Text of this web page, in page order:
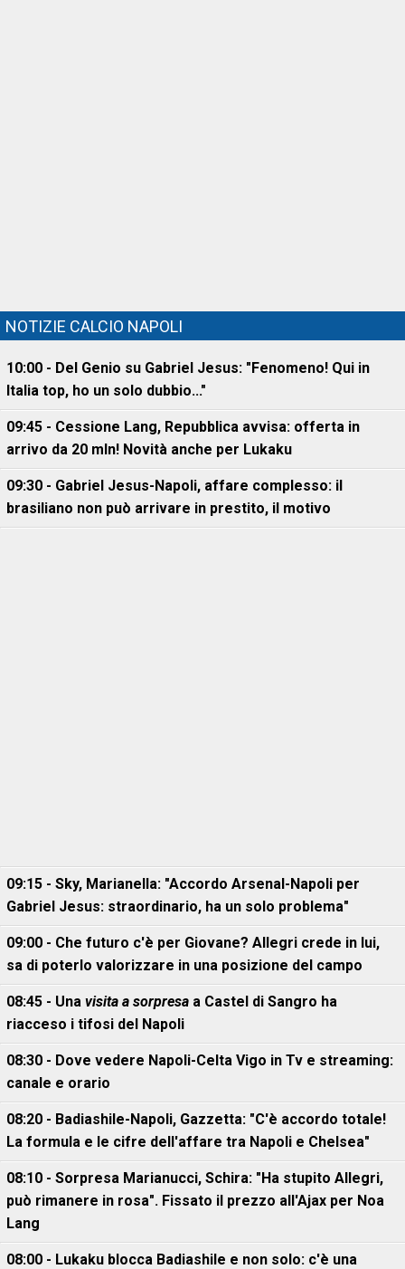
NOTIZIE CALCIO NAPOLI
10:00 - Del Genio su Gabriel Jesus: "Fenomeno! Qui in
Italia top, ho un solo dubbio..."
09:45 - Cessione Lang, Repubblica avvisa: offerta in
arrivo da 20 mln! Novità anche per Lukaku
09:30 - Gabriel Jesus-Napoli, affare complesso: il
brasiliano non può arrivare in prestito, il motivo
09:15 - Sky, Marianella: "Accordo Arsenal-Napoli per
Gabriel Jesus: straordinario, ha un solo problema"
09:00 - Che futuro c'è per Giovane? Allegri crede in lui,
sa di poterlo valorizzare in una posizione del campo
08:45 - Una visita a sorpresa a Castel di Sangro ha
riacceso i tifosi del Napoli
08:30 - Dove vedere Napoli-Celta Vigo in Tv e streaming:
canale e orario
08:20 - Badiashile-Napoli, Gazzetta: "C'è accordo totale!
La formula e le cifre dell'affare tra Napoli e Chelsea"
08:10 - Sorpresa Marianucci, Schira: "Ha stupito Allegri,
può rimanere in rosa". Fissato il prezzo all'Ajax per Noa
Lang
08:00 - Lukaku blocca Badiashile e non solo: c'è una